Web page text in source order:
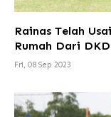
Rainas Telah
Rumah Dari
Fri, 08 Sep 2023